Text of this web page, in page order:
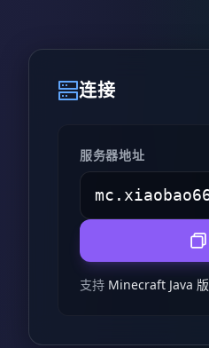
连接
服务器地址
支持 Minecraft Java 版